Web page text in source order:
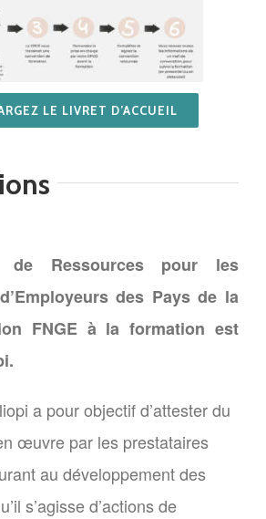
LE LIVRET D’ACCUEIL
de Ressources pour les
des Pays de la
FNGE à la formation est
a pour objectif d’attester du
œuvre par les prestataires
au développement des
s’agisse d’actions de